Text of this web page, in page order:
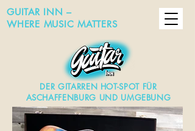
DER GITARREN HOT-SPOT FÜR
ASCHAFFENBURG UND UMGEBUNG
GUITAR INN –
WHERE MUSIC MATTERS